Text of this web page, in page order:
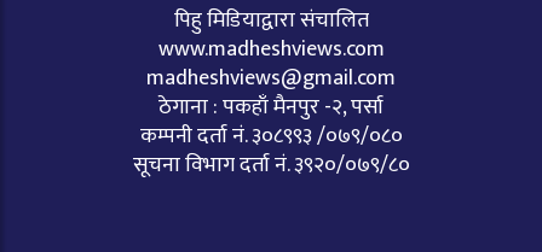
पिहु मिडियाद्वारा संचालित
www.madheshviews.com
madheshviews@gmail.com
ठेगाना : पकहाँ मैनपुर -२, पर्सा
कम्पनी दर्ता नं. ३०८९९३ /०७९/०८०
सूचना विभाग दर्ता नं. ३९२०/०७९/८०